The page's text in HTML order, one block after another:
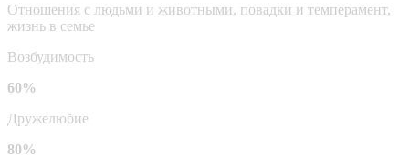
Отношения с людьми и животными, повадки и темперамент,
жизнь в семье
Возбудимость
60%
Дружелюбие
80%